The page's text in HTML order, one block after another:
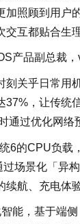
加照顾到用
互都贴合生
产品副总裁
关乎日常用
，让传统
通过优化网
6的CPU负
场景化「异
航、充电体
能，基于端